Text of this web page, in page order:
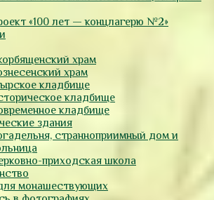
«100 лет — концлагерю №2»
храм
храм
кладбище
кладбище
кладбище
здания
странноприимный дом и
приходская школа
монашествующих